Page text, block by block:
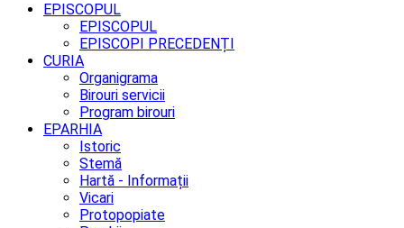
EPISCOPUL
EPISCOPUL
EPISCOPI PRECEDENȚI
CURIA
Organigrama
Birouri servicii
Program birouri
EPARHIA
Istoric
Stemă
Hartă - Informații
Vicari
Protopopiate